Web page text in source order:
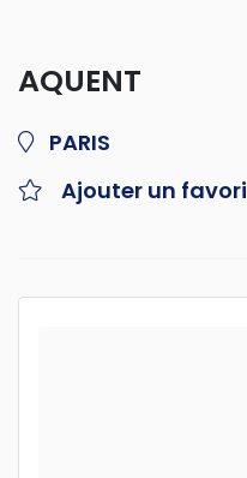
AQUENT
PARIS
Ajouter un favori